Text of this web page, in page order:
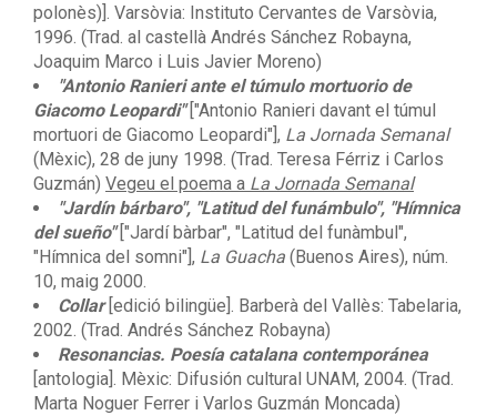
polonès)]. Varsòvia: Instituto Cervantes de Varsòvia,
1996. (Trad. al castellà Andrés Sánchez Robayna,
Joaquim Marco i Luis Javier Moreno)
"Antonio Ranieri ante el túmulo mortuorio de
Giacomo Leopardi"["Antonio Ranieri davant el túmul
mortuori de Giacomo Leopardi"], La Jornada Semanal
(Mèxic), 28 de juny 1998. (Trad. Teresa Férriz i Carlos
Guzmán) Vegeu el poema a La Jornada Semanal
"Jardín bárbaro", "Latitud del funámbulo", "Hímnica
del sueño"["Jardí bàrbar", "Latitud del funàmbul",
"Hímnica del somni"], La Guacha (Buenos Aires), núm.
10, maig 2000.
Collar[edició bilingüe]. Barberà del Vallès: Tabelaria,
2002. (Trad. Andrés Sánchez Robayna)
Resonancias. Poesía catalana contemporánea
[antologia]. Mèxic: Difusión cultural UNAM, 2004. (Trad.
Marta Noguer Ferrer i Varlos Guzmán Moncada)